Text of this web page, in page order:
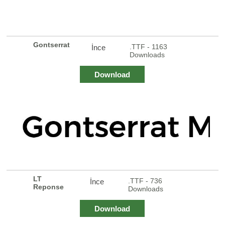
Gontserrat İnce
.TTF - 1163
Downloads
Download
LT
Reponse
İnce
.TTF - 736
Downloads
Download